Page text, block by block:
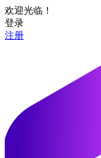
欢迎光临！
登录
注册